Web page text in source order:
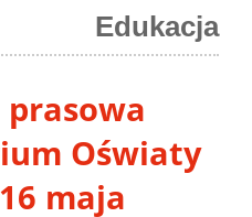
Edukacja
Oświaty
maja